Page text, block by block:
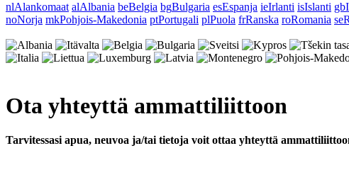
nlAlankomaat alAlbania beBelgia bgBulgaria esEspanja ieIrlanti isIslanti gb
noNorja mkPohjois-Makedonia ptPortugali plPuola frRanska roRomania se
Ota yhteyttä ammattiliittoon
Tarvitessasi apua, neuvoa ja/tai tietoja voit ottaa yhteyttä